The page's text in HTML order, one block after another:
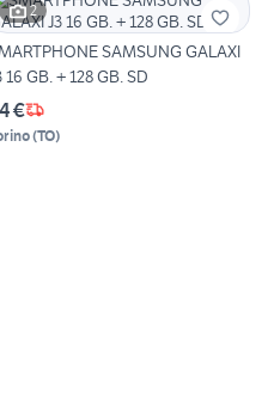
2
SAMSUNG GALAXI
16 GB. + 128 GB. SD
€
(TO)